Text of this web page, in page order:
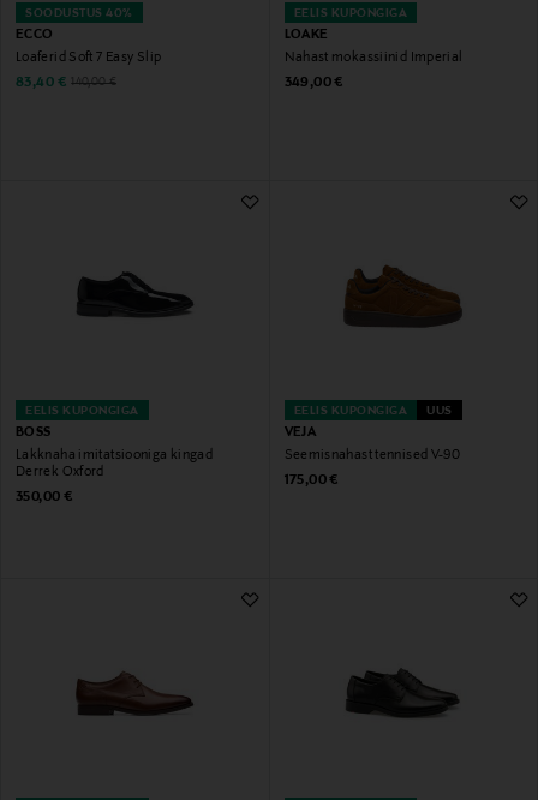
SOODUSTUS 40%
ECCO
Loaferid Soft 7 Easy Slip
Discounted Price
83,40 € Original Price
140,00 €
EELIS KUPONGIGA
LOAKE
Nahast mokassiinid Imperial
Original Price
349,00 €
EELIS KUPONGIGA
BOSS
Lakknaha imitatsiooniga kingad
Derrek Oxford
Original Price
350,00 €
EELIS KUPONGIGA UUS
VEJA
Seemisnahast tennised V-90
Original Price
175,00 €